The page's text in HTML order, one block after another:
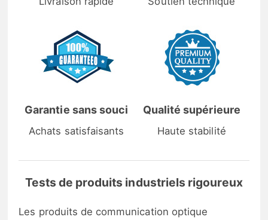
Garantie sans souci
Achats satisfaisants
Qualité supérieure
Haute stabilité
Tests de produits industriels rigoureux
Les produits de communication optique